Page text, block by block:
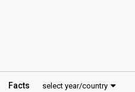
Facts select year/country